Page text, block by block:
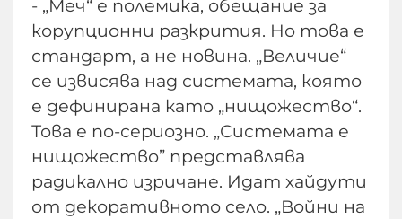
- „Меч“ е полемика, обещание за
корупционни разкрития. Но това е
стандарт, а не новина. „Величие“
се извисява над системата, която
е дефинирана като „нищожество“.
Това е по-сериозно. „Системата е
нищожество” представлява
радикално изричане. Идат хайдути
от декоративното село. „Войни на